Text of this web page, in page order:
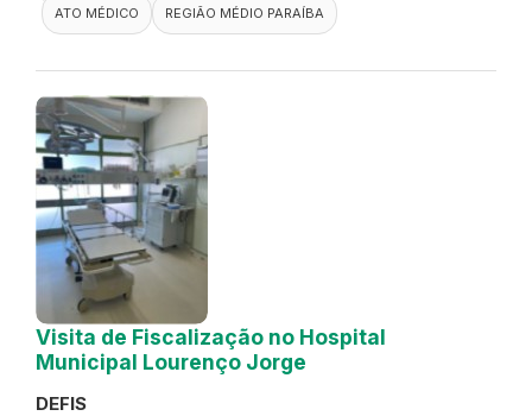
ATO MÉDICO
REGIÃO MÉDIO PARAÍBA
Visita de Fiscalização no Hospital
Municipal Lourenço Jorge
DEFIS